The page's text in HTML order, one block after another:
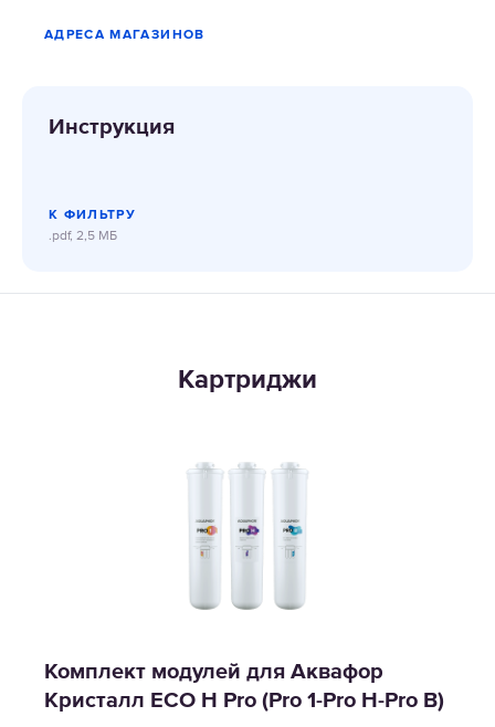
АДРЕСА МАГАЗИНОВ
Инструкция
К ФИЛЬТРУ
.pdf, 2,5 МБ
Картриджи
Комплект модулей для Аквафор
Кристалл ECO H Pro (Pro 1-Pro H-Pro B)